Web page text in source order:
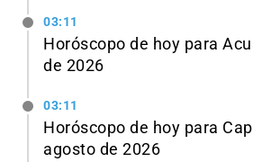
03:11
Horóscopo de hoy para
de 2026
03:11
Horóscopo de hoy para
agosto de 2026